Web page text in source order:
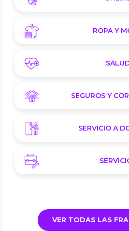
ROPA Y
SEGUROS Y
SERVICIO A
VER TODAS LAS